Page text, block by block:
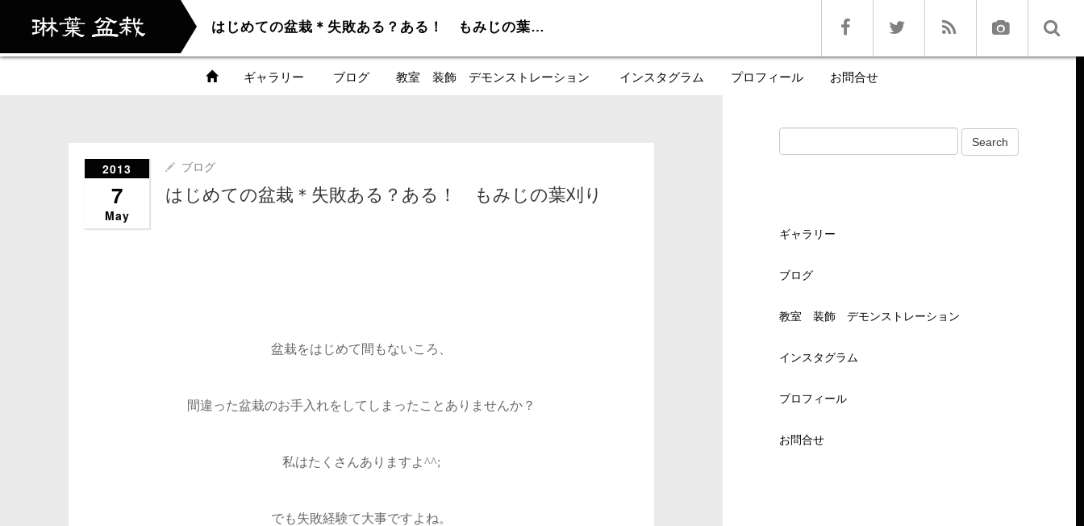
はじめての盆栽＊失敗ある？ある！ もみじの葉刈り
ギャラリー ブログ 教室 装飾 デモンストレーション インスタグラム プロフィール お問合せ
2013
7
May
ブログ
はじめての盆栽＊失敗ある？ある！ もみじの葉刈り
盆栽をはじめて間もないころ、
間違った盆栽のお手入れをしてしまったことありませんか？
私はたくさんありますよ^^;
でも失敗経験て大事ですよね。
ギャラリー
ブログ
教室 装飾 デモンストレーション
インスタグラム
プロフィール
お問合せ